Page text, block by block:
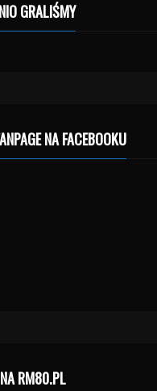
GRALIŚMY
NA FACEBOOKU
RM80.PL